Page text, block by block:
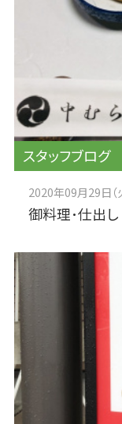
2020年09月29日（
御料理･仕出し
スタッフブログ